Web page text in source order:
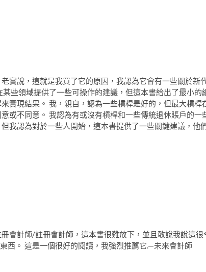
實說，這就是我買了它的原因，我認為它會有一些關於新
些領域提供了一些可操作的建議，但這本書給出了最小的
實現結果。 我，親自，認為一些槓桿是好的，但最大槓桿
或不同意。 我認為有或沒有槓桿和一些傳統退休賬戶的一
我認為對於一些人開始，這本書提供了一些關鍵建議，他
會計師/註冊會計師，這本書很難放下，並且敢說我說這很
西。 這是一個很好的閱讀，我強烈推薦它.—未來會計師